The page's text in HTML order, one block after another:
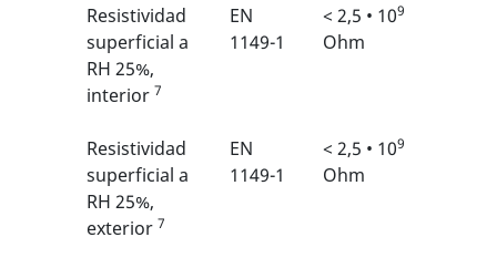
Resistividad
superficial a
RH 25%,
interior 7
EN
1149-1
< 2,5 • 109
Ohm
Resistividad
superficial a
RH 25%,
exterior 7
EN
1149-1
< 2,5 • 109
Ohm